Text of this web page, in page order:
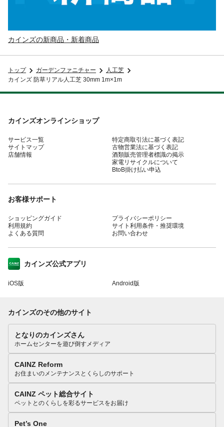
カインズの新商品・新着商品
トップ ガーデンファニチャー
人工芝
カインズ 防草リアル人工芝 30mm 1m×1m
カインズオンラインショップ
サービス一覧
サイトマップ
店舗情報
特定商取引法に基づく表記
古物営業法に基づく表記
酒類販売管理者標識の掲示
家電リサイクルについて
BtoB掛け払い申込
お客様サポート
ショッピングガイド
利用規約
よくある質問
プライバシーポリシー
サイト利用条件・推奨環境
お問い合わせ
カインズ公式アプリ
iOS版 Android版
カインズのその他のサイト
となりのカインズさん
ホームセンターを遊び倒すメディア
CAINZ Reform
お住まいのメンテナンスとくらしのサポート
CAINZ ペット総合サイト
ペットとのくらしを彩るサービスをお届け
Pet’s One